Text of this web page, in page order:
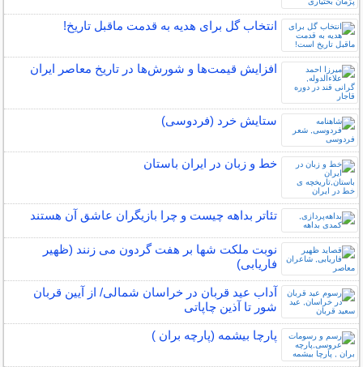
انتخاب گل برای هدیه به قدمت ماقبل تاریخ!
افزایش قیمت‌ها و شورش‌ها در تاریخ معاصر ایران
ستایش خرد (فردوسی)
خط و زبان در ایران باستان
تئاتر بداهه چیست و چرا بازیگران عاشق آن هستند
نوبت ملکت شها بر هفت گردون می زنند (ظهیر
فاریابی)
آداب عید قربان در خراسان شمالی/ از آیین قربان
شور تا آذین چاپاتی
پارچا بیشمه (پارچه بران )